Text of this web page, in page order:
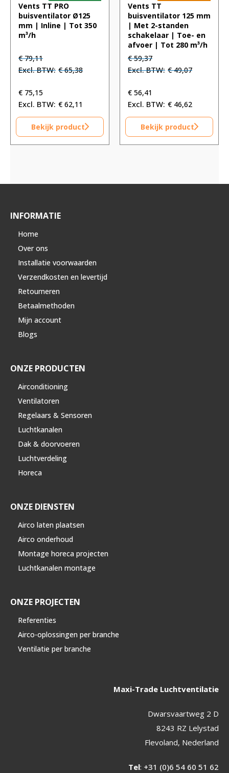
Vents TT PRO
buisventilator Ø125
mm | Inline | Tot 350
m³/h
Oorspronkelijke
prijs
€ 79,11.
€79,11Huidige
prijs €65,38
€ 75,15
€ 62,11
Bekijk product
Vents TT
buisventilator 125 mm
| Met 2-standen
schakelaar | Toe- en
afvoer | Tot 280 m³/h
Oorspronkelijke
prijs
€ 59,37.
€59,37Huidige
prijs €49,07
€ 56,41
€ 46,62
Bekijk product
INFORMATIE
Home
Over ons
Installatie voorwaarden
Verzendkosten en levertijd
Retourneren
Betaalmethoden
Mijn account
Blogs
ONZE PRODUCTEN
Airconditioning
Ventilatoren
Regelaars & Sensoren
Luchtkanalen
Dak & doorvoeren
Luchtverdeling
Horeca
ONZE DIENSTEN
Airco laten plaatsen
Airco onderhoud
Montage horeca projecten
Luchtkanalen montage
ONZE PROJECTEN
Referenties
Airco-oplossingen per branche
Ventilatie per branche
Maxi-Trade Luchtventilatie
Dwarsvaartweg 2 D
8243 RZ Lelystad
Flevoland, Nederland
Tel: +31 (0)6 54 60 51 62